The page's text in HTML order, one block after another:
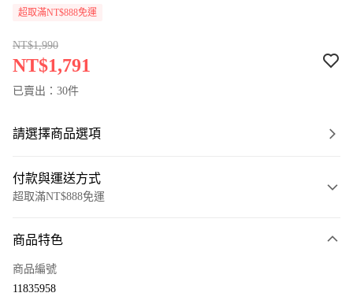
超取滿NT$888免運
NT$1,990
NT$1,791
已賣出：30件
請選擇商品選項
付款與運送方式
超取滿NT$888免運
信用卡一次付款
商品特色
商品編號
11835958